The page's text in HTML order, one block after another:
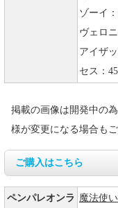
ゾーイ
ヴェロ
アイザ
セス：
掲載の画像は開発中の
様が変更になる場合も
ご購入はこちら
ペンパレオンラ 魔法使